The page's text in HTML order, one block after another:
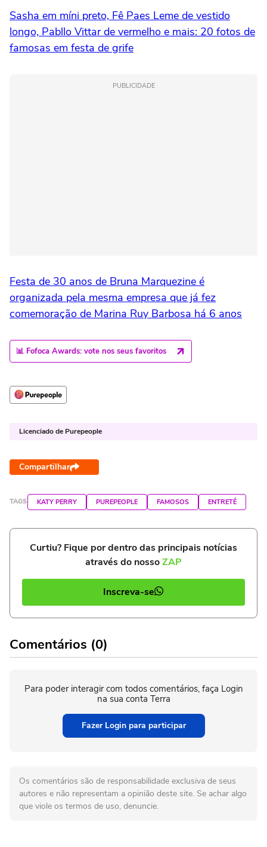
Sasha em míni preto, Fê Paes Leme de vestido
longo, Pabllo Vittar de vermelho e mais: 20 fotos de
famosas em festa de grife
PUBLICIDADE
Festa de 30 anos de Bruna Marquezine é
organizada pela mesma empresa que já fez
comemoração de Marina Ruy Barbosa há 6 anos
📊 Fofoca Awards: vote nos seus favoritos
Licenciado de Purepeople
Compartilhar
TAGS KATY PERRY PUREPEOPLE FAMOSOS ENTRETÊ
Curtiu? Fique por dentro das principais notícias
através do nossoZAP
Inscreva-se
Comentários (0)
Para poder interagir com todos comentários, faça Login
na sua conta Terra
Fazer Login para participar
Os comentários são de responsabilidade exclusiva de seus
autores e não representam a opinião deste site. Se achar algo
que viole os termos de uso, denuncie.